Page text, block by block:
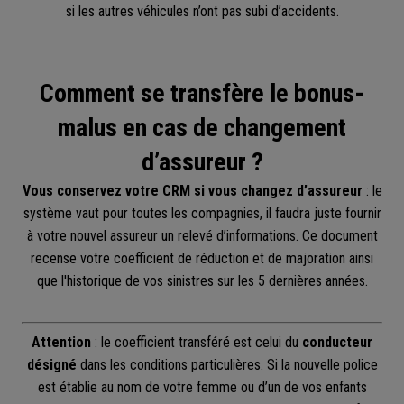
si les autres véhicules n’ont pas subi d’accidents.
Comment se transfère le bonus-
malus en cas de changement
d’assureur ?
Vous conservez votre CRM si vous changez d’assureur : le
système vaut pour toutes les compagnies, il faudra juste fournir
à votre nouvel assureur un relevé d’informations. Ce document
recense votre coefficient de réduction et de majoration ainsi
que l'historique de vos sinistres sur les 5 dernières années.
Attention : le coefficient transféré est celui du conducteur
désigné dans les conditions particulières. Si la nouvelle police
est établie au nom de votre femme ou d’un de vos enfants